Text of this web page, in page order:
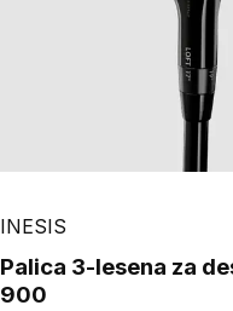
INESIS
Palica 3-lesena za desničarje, nizke hitrosti, Tour
900